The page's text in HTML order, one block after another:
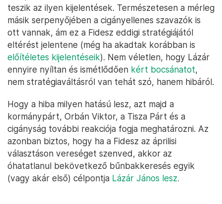
teszik az ilyen kijelentések. Természetesen a mérleg
másik serpenyőjében a cigányellenes szavazók is
ott vannak, ám ez a Fidesz eddigi stratégiájától
eltérést jelentene (még ha akadtak korábban is
előítéletes kijelentéseik). Nem véletlen, hogy Lázár
ennyire nyíltan és ismétlődően kért bocsánatot,
nem stratégiaváltásról van tehát szó, hanem hibáról.
Hogy a hiba milyen hatású lesz, azt majd a
kormánypárt, Orbán Viktor, a Tisza Párt és a
cigányság további reakciója fogja meghatározni. Az
azonban biztos, hogy ha a Fidesz az áprilisi
választáson vereséget szenved, akkor az
óhatatlanul bekövetkező bűnbakkeresés egyik
(vagy akár első) célpontja Lázár János lesz.